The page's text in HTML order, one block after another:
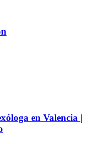
en Valencia |